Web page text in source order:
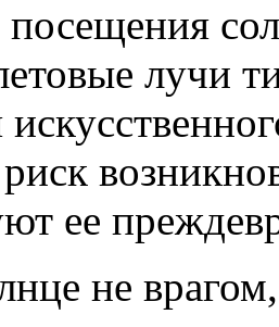
посещения
лучи
ее
не